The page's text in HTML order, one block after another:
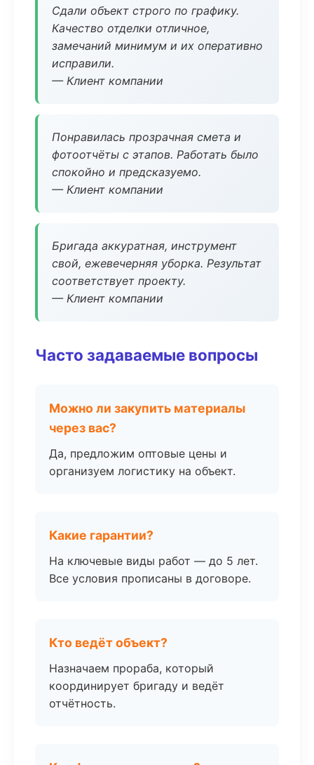
Сдали объект строго по графику.
Качество отделки отличное,
замечаний минимум и их оперативно
исправили.
— Клиент компании
Понравилась прозрачная смета и
фотоотчёты с этапов. Работать было
спокойно и предсказуемо.
— Клиент компании
Бригада аккуратная, инструмент
свой, ежевечерняя уборка. Результат
соответствует проекту.
— Клиент компании
Часто задаваемые вопросы
Можно ли закупить материалы
через вас?
Да, предложим оптовые цены и
организуем логистику на объект.
Какие гарантии?
На ключевые виды работ — до 5 лет.
Все условия прописаны в договоре.
Кто ведёт объект?
Назначаем прораба, который
координирует бригаду и ведёт
отчётность.